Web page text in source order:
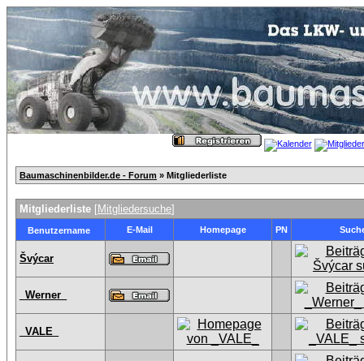
Baumaschinenbilder.de - Forum » Mitgliederliste
Mitgliederliste [Mitgliedersuche]
Benutzername E-Mail Homepage PN
Švýcar
_Werner_
_VALE_